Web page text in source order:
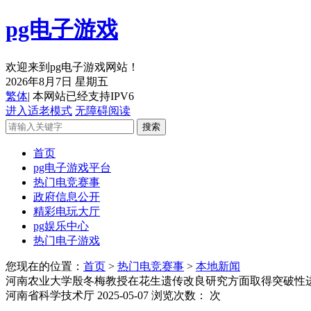
pg电子游戏
欢迎来到pg电子游戏网站！
2026年8月7日 星期五
繁体| 本网站已经支持IPV6
进入适老模式 无障碍阅读
首页
pg电子游戏平台
热门电竞赛事
政府信息公开
精彩电玩大厅
pg娱乐中心
热门电子游戏
您现在的位置： 首页 > 热门电竞赛事 > 本地新闻
河南农业大学殷冬梅教授在花生遗传改良研究方面取得突破性
河南省科学技术厅 2025-05-07 浏览次数： 次